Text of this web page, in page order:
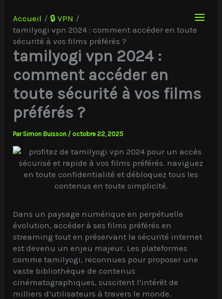
contenu
Accueil
🔒 VPN
tamilyogi vpn 2024 : comment accéder en toute
sécurité à vos films préférés ?
tamilyogi vpn 2024 :
comment accéder en
toute sécurité à vos films
préférés ?
Par Simon Buisson / octobre 22, 2025
Dans un paysage numérique en perpétuelle
évolution, accéder à ses films préférés en
streaming tout en préservant la sécurité internet
est devenu un enjeu majeur. Les plateformes
comme tamilyogi, reconnues pour proposer une
vaste bibliothèque de contenus
cinématographiques, suscitent l’intérêt de
milliers d’utilisateurs à travers le monde.